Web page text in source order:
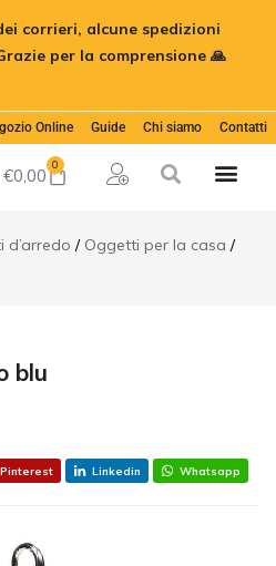
corrieri, alcune spedizioni
per la comprensione 🙏
Online Guide Chi siamo Contatti
€0,00 0
d’arredo
Oggetti per la casa
blu
Pinterest Linkedin Whatsapp
€ 5,00
€3,00